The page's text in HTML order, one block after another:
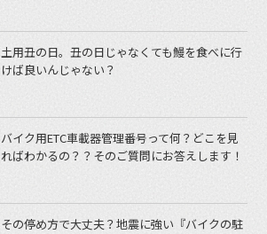
土用丑の日。丑の日じゃなくても鰻を食べに行
けば良いんじゃない？
バイク用ETC車載器管理番号って何？どこを見
ればわかるの？？そのご質問にお答えします！
その停め方で大丈夫？地震に強い『バイクの駐